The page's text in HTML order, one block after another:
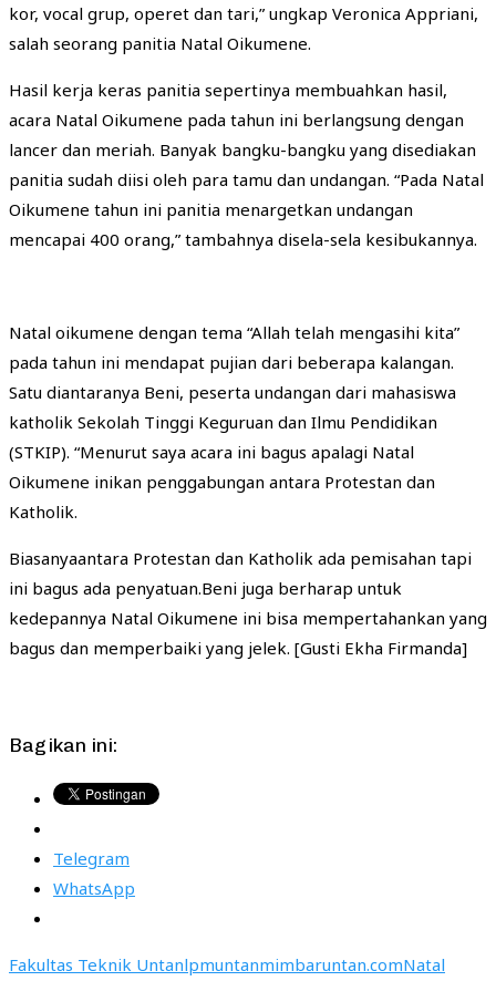
kor, vocal grup, operet dan tari,” ungkap Veronica Appriani,
salah seorang panitia Natal Oikumene.
Hasil kerja keras panitia sepertinya membuahkan hasil,
acara Natal Oikumene pada tahun ini berlangsung dengan
lancer dan meriah. Banyak bangku-bangku yang disediakan
panitia sudah diisi oleh para tamu dan undangan. “Pada Natal
Oikumene tahun ini panitia menargetkan undangan
mencapai 400 orang,” tambahnya disela-sela kesibukannya.
Natal oikumene dengan tema “Allah telah mengasihi kita”
pada tahun ini mendapat pujian dari beberapa kalangan.
Satu diantaranya Beni, peserta undangan dari mahasiswa
katholik Sekolah Tinggi Keguruan dan Ilmu Pendidikan
(STKIP). “Menurut saya acara ini bagus apalagi Natal
Oikumene inikan penggabungan antara Protestan dan
Katholik.
Biasanyaantara Protestan dan Katholik ada pemisahan tapi
ini bagus ada penyatuan.Beni juga berharap untuk
kedepannya Natal Oikumene ini bisa mempertahankan yang
bagus dan memperbaiki yang jelek. [Gusti Ekha Firmanda]
Bagikan ini:
Telegram
WhatsApp
Fakultas Teknik Untanlpmuntanmimbaruntan.comNatal